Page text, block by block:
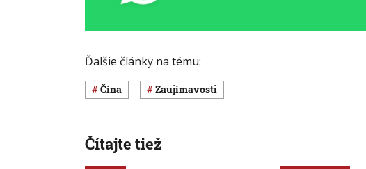
Ďalšie články na tému:
Čína Zaujímavosti
Čítajte tiež